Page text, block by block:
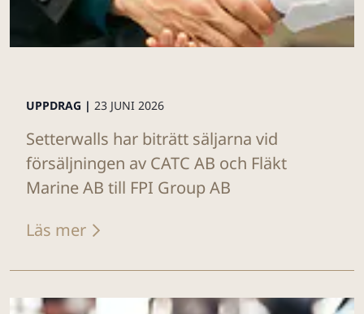
UPPDRAG | 23 JUNI 2026
Setterwalls har biträtt säljarna vid
försäljningen av CATC AB och Fläkt
Marine AB till FPI Group AB
Läs mer